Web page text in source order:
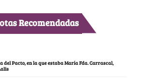
Recomendadas
del Pacto, en la que estaba María Fda. Carrascal,